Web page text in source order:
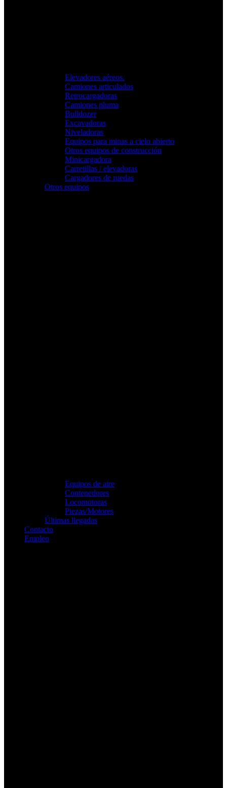
Elevadores aéreos.
Camiones articulados
Retrocargadoras
Camiones pluma
Bulldozer
Excavadoras
Niveladoras
Equipos para minas a cielo abierto
Otros equipos de construcción
Minicargadora
Carretillas / elevadoras
Cargadores de ruedas
Otros equipos
Equipos de aire
Contenedores
Locomotoras
Piezas/Motores
Últimas llegadas
Contacto
Empleo